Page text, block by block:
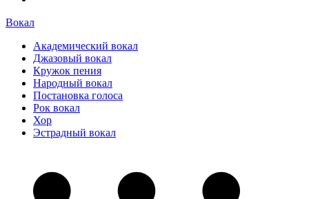
Вокал
Академический вокал
Джазовый вокал
Кружок пения
Народный вокал
Постановка голоса
Рок вокал
Хор
Эстрадный вокал